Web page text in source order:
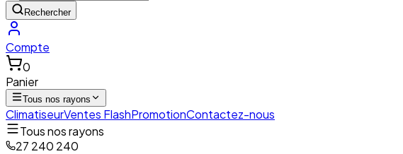
Rechercher
Compte
0
Panier
Tous nos rayons
ClimatiseurVentes FlashPromotionContactez-nous
Tous nos rayons
27 240 240